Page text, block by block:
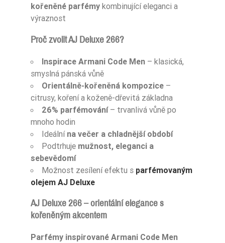
kořeněné parfémy kombinující eleganci a
výraznost
Proč zvolit AJ Deluxe 266?
Inspirace Armani Code Men – klasická,
smyslná pánská vůně
Orientálně-kořeněná kompozice –
citrusy, koření a koženě-dřevitá základna
26% parfémování– trvanlivá vůně po
mnoho hodin
Ideální na večer a chladnější období
Podtrhuje mužnost, eleganci a
sebevědomí
Možnost zesílení efektu s parfémovaným
olejem AJ Deluxe
AJ Deluxe 266 – orientální elegance s
kořeněným akcentem
Parfémy inspirované Armani Code Men